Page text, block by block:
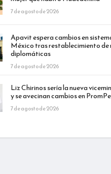
7 de agosto de 2026
Apavit espera cambios en
México tras restablecimiento de
diplomáticas
7 de agosto de 2026
Liz Chirinos sería la nueva
y se avecinan cambios en
7 de agosto de 2026